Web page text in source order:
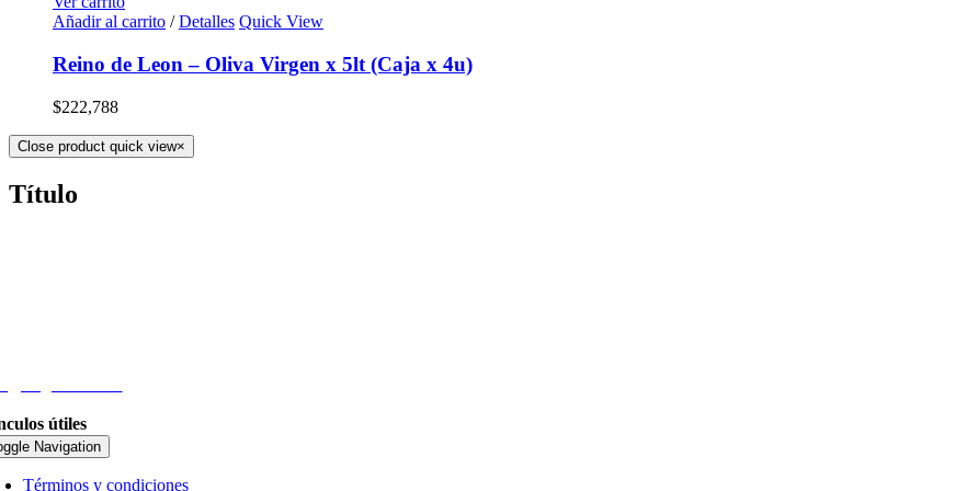
Añadir al carrito / Detalles Quick View
Reino de Leon – Oliva Virgen x 5lt (Caja x 4u)
$222,788
Close product quick view×
Título
útiles
Navigation
Términos y condiciones